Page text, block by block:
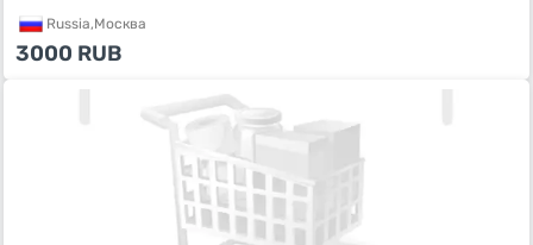
Russia,Москва
3000 RUB